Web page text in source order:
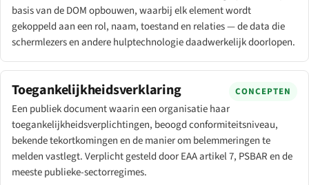
basis van de DOM opbouwen, waarbij elk element wordt
gekoppeld aan een rol, naam, toestand en relaties — de data die
schermlezers en andere hulptechnologie daadwerkelijk doorlopen.
Toegankelijkheidsverklaring CONCEPTEN
Een publiek document waarin een organisatie haar
toegankelijkheidsverplichtingen, beoogd conformiteitsniveau,
bekende tekortkomingen en de manier om belemmeringen te
melden vastlegt. Verplicht gesteld door EAA artikel 7, PSBAR en de
meeste publieke-sectorregimes.